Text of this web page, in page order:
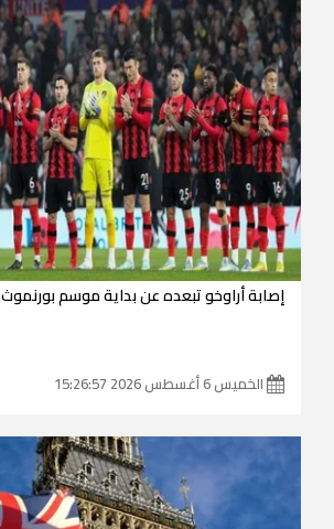
إصابة أراوخو تبعده عن بداية موسم بورنموث
الخميس 6 أغسطس 2026 15:26:57